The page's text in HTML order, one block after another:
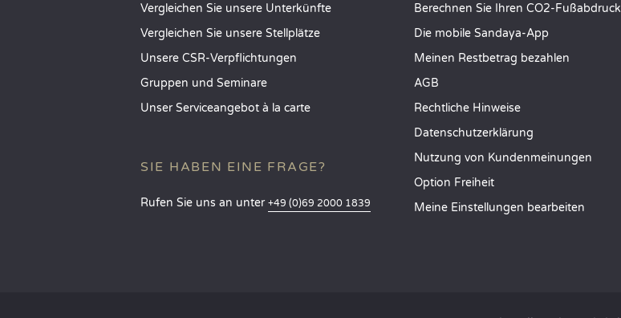
Vergleichen Sie unsere Unterkünfte
Vergleichen Sie unsere Stellplätze
Unsere CSR-Verpflichtungen
Gruppen und Seminare
Unser Serviceangebot à la carte
SIE HABEN EINE FRAGE?
Rufen Sie uns an unter +49 (0)69 2000 1839
Berechnen Sie Ihren CO2-Fußabdruck
Die mobile Sandaya-App
Meinen Restbetrag bezahlen
AGB
Rechtliche Hinweise
Datenschutzerklärung
Nutzung von Kundenmeinungen
Option Freiheit
Meine Einstellungen bearbeiten